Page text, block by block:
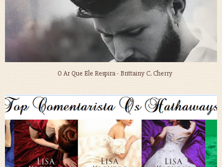
O Ar Que Ele Respira - Brittainy C. Cherry